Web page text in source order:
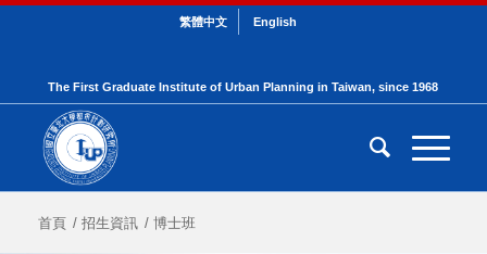
繁體中文 English
The First Graduate Institute of Urban Planning in Taiwan, since 1968
首頁 / 招生資訊 / 博士班